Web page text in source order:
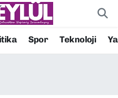
Spor Teknoloji